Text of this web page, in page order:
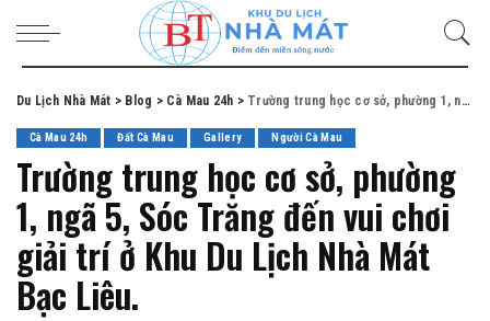
Du Lịch Nhà Mát > Blog > Cà Mau 24h > Trường trung học cơ sở, phường 1, ngã 5, Sóc Trăng đến vui chơi giải trí ở Khu Du Lịch Nhà Mát Bạc Liêu.
Cà Mau 24h Đất Cà Mau Gallery Người Cà Mau
Trường trung học cơ sở, phường
1, ngã 5, Sóc Trăng đến vui chơi
giải trí ở Khu Du Lịch Nhà Mát
Bạc Liêu.